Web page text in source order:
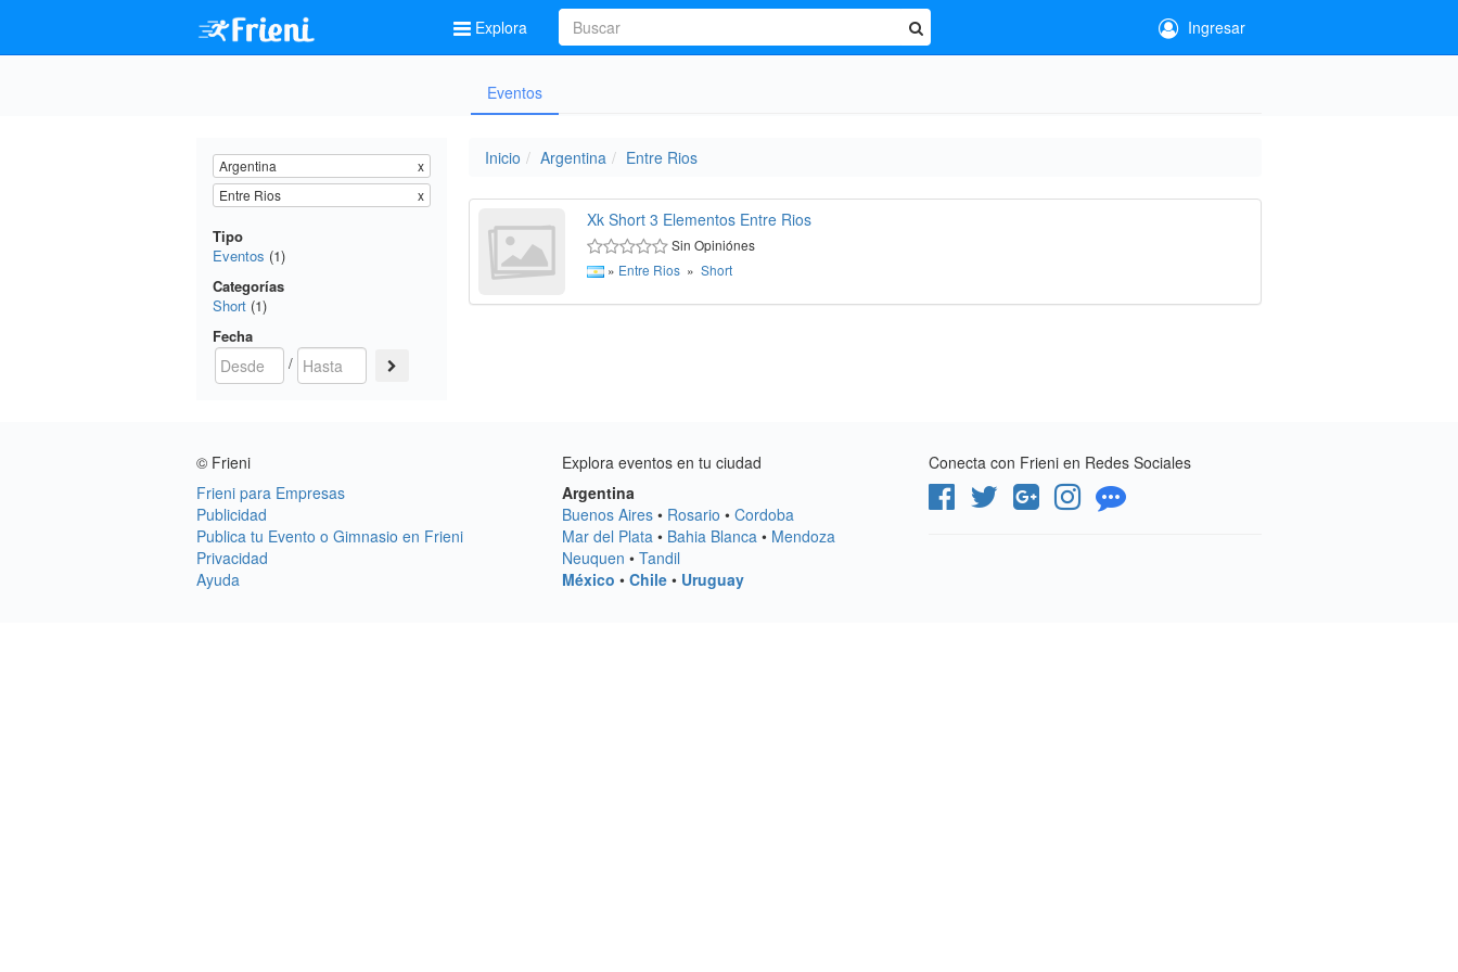
Explora Ingresar
Eventos
Argentina
x
Entre Rios
x
Tipo
Eventos (1)
Categorías
Short (1)
Fecha
/
Inicio Argentina Entre Rios
Xk Short 3 Elementos Entre Rios
Sin Opiniónes
» Entre Rios » Short
© Frieni
Frieni para Empresas
Publicidad
Publica tu Evento o Gimnasio en Frieni
Privacidad
Ayuda
Explora eventos en tu ciudad
Argentina
Buenos Aires • Rosario •Cordoba
Mar del Plata • Bahia Blanca • Mendoza
Neuquen •Tandil
México •Chile • Uruguay
Conecta con Frieni en Redes Sociales